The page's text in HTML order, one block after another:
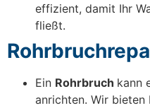
effizient, damit Ihr
fließt.
Ein Rohrbruch kann
anrichten. Wir bieten